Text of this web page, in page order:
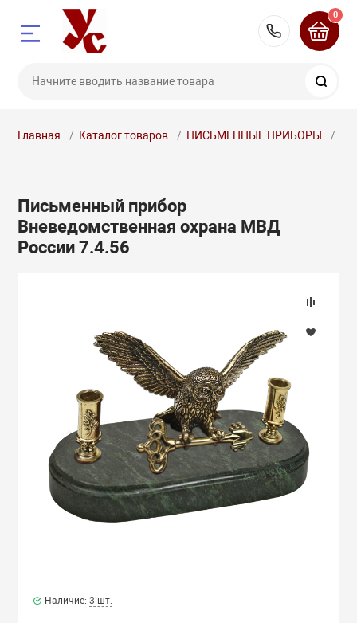
8 (351)
0
С
ЛИТЬЕМ
ПРИБОРЫ
Главная Каталог товаров ПИСЬМЕННЫЕ ПРИБОРЫ
Письменный прибор
Вневедомственная охрана МВД
России 7.4.56
Наличие:3 шт.